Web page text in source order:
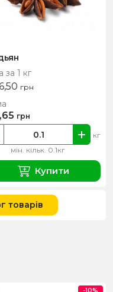
за 1 кг
грн
мін. кільк. 0.1кг
кг
грн
Купити
товарів